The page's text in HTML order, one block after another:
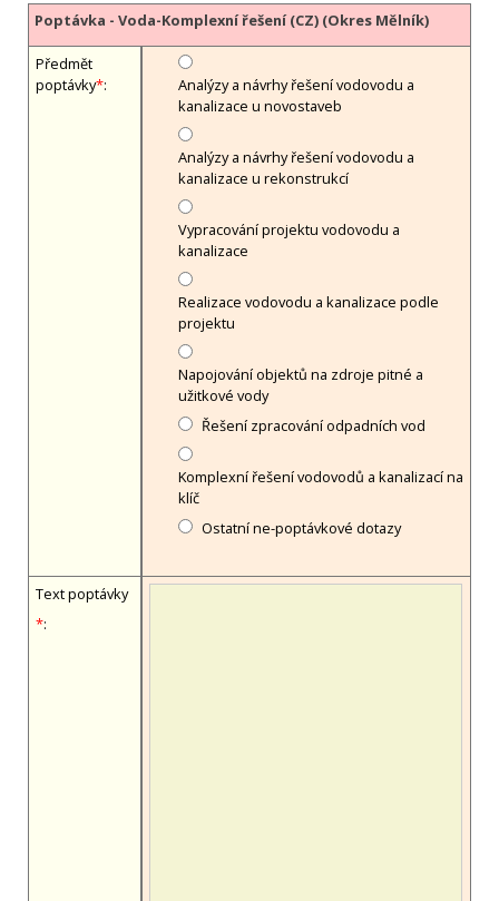
Poptávka - Voda-Komplexní řešení (CZ) (Okres Mělník)
Předmět
poptávky*:
Analýzy a návrhy řešení vodovodu a
kanalizace u novostaveb
Analýzy a návrhy řešení vodovodu a
kanalizace u rekonstrukcí
Vypracování projektu vodovodu a
kanalizace
Realizace vodovodu a kanalizace podle
projektu
Napojování objektů na zdroje pitné a
užitkové vody
Řešení zpracování odpadních vod
Komplexní řešení vodovodů a kanalizací na
klíč
Ostatní ne-poptávkové dotazy
Text poptávky
*: